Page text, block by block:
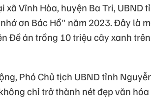
xã Vĩnh Hòa, huyện Ba Tri, UBND
ơn Bác Hồ" năm 2023. Đây là
Đề án trồng 10 triệu cây xanh
Phó Chủ tịch UBND tỉnh
chỉ trở thành nét đẹp văn